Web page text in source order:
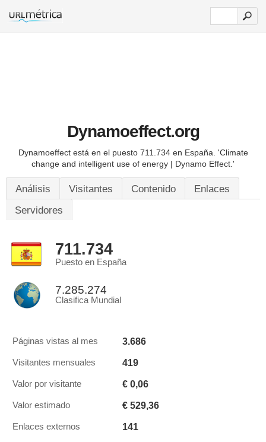
Dynamoeffect.org
Dynamoeffect está en el puesto 711.734 en España. 'Climate
change and intelligent use of energy | Dynamo Effect.'
Análisis Visitantes Contenido
Enlaces
Servidores
711.734
Puesto en España
7.285.274
Clasifica Mundial
Páginas vistas al mes 3.686
Visitantes mensuales 419
Valor por visitante € 0,06
Valor estimado € 529,36
Enlaces externos 141